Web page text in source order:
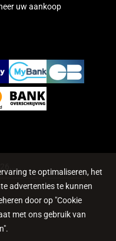
uw aankoop
te optimaliseren, het
advertenties te kunnen
door op "Cookie
met ons gebruik van